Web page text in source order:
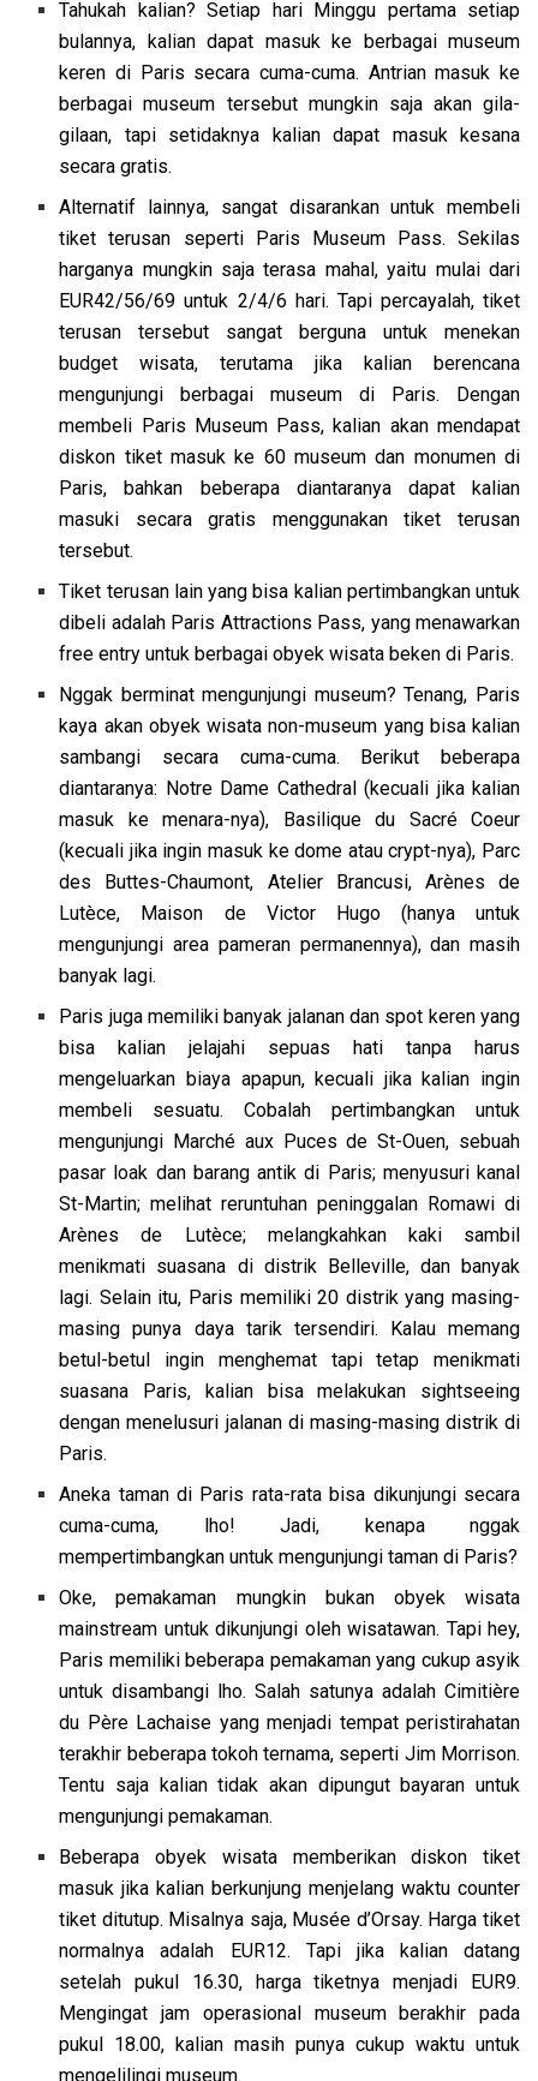
Tahukah kalian? Setiap hari Minggu pertama setiap
bulannya, kalian dapat masuk ke berbagai museum
keren di Paris secara cuma-cuma. Antrian masuk ke
berbagai museum tersebut mungkin saja akan gila-
gilaan, tapi setidaknya kalian dapat masuk kesana
secara gratis.
Alternatif lainnya, sangat disarankan untuk membeli
tiket terusan seperti Paris Museum Pass. Sekilas
harganya mungkin saja terasa mahal, yaitu mulai dari
EUR42/56/69 untuk 2/4/6 hari. Tapi percayalah, tiket
terusan tersebut sangat berguna untuk menekan
budget wisata, terutama jika kalian berencana
mengunjungi berbagai museum di Paris. Dengan
membeli Paris Museum Pass, kalian akan mendapat
diskon tiket masuk ke 60 museum dan monumen di
Paris, bahkan beberapa diantaranya dapat kalian
masuki secara gratis menggunakan tiket terusan
tersebut.
Tiket terusan lain yang bisa kalian pertimbangkan untuk
dibeli adalah Paris Attractions Pass, yang menawarkan
free entry untuk berbagai obyek wisata beken di Paris.
Nggak berminat mengunjungi museum? Tenang, Paris
kaya akan obyek wisata non-museum yang bisa kalian
sambangi secara cuma-cuma. Berikut beberapa
diantaranya: Notre Dame Cathedral (kecuali jika kalian
masuk ke menara-nya), Basilique du Sacré Coeur
(kecuali jika ingin masuk ke dome atau crypt-nya), Parc
des Buttes-Chaumont, Atelier Brancusi, Arènes de
Lutèce, Maison de Victor Hugo (hanya untuk
mengunjungi area pameran permanennya), dan masih
banyak lagi.
Paris juga memiliki banyak jalanan dan spot keren yang
bisa kalian jelajahi sepuas hati tanpa harus
mengeluarkan biaya apapun, kecuali jika kalian ingin
membeli sesuatu. Cobalah pertimbangkan untuk
mengunjungi Marché aux Puces de St-Ouen, sebuah
pasar loak dan barang antik di Paris; menyusuri kanal
St-Martin; melihat reruntuhan peninggalan Romawi di
Arènes de Lutèce; melangkahkan kaki sambil
menikmati suasana di distrik Belleville, dan banyak
lagi. Selain itu, Paris memiliki 20 distrik yang masing-
masing punya daya tarik tersendiri. Kalau memang
betul-betul ingin menghemat tapi tetap menikmati
suasana Paris, kalian bisa melakukan sightseeing
dengan menelusuri jalanan di masing-masing distrik di
Paris.
Aneka taman di Paris rata-rata bisa dikunjungi secara
cuma-cuma, lho! Jadi, kenapa nggak
mempertimbangkan untuk mengunjungi taman di Paris?
Oke, pemakaman mungkin bukan obyek wisata
mainstream untuk dikunjungi oleh wisatawan. Tapi hey,
Paris memiliki beberapa pemakaman yang cukup asyik
untuk disambangi lho. Salah satunya adalah Cimitière
du Père Lachaise yang menjadi tempat peristirahatan
terakhir beberapa tokoh ternama, seperti Jim Morrison.
Tentu saja kalian tidak akan dipungut bayaran untuk
mengunjungi pemakaman.
Beberapa obyek wisata memberikan diskon tiket
masuk jika kalian berkunjung menjelang waktu counter
tiket ditutup. Misalnya saja, Musée d’Orsay. Harga tiket
normalnya adalah EUR12. Tapi jika kalian datang
setelah pukul 16.30, harga tiketnya menjadi EUR9.
Mengingat jam operasional museum berakhir pada
pukul 18.00, kalian masih punya cukup waktu untuk
mengelilingi museum.